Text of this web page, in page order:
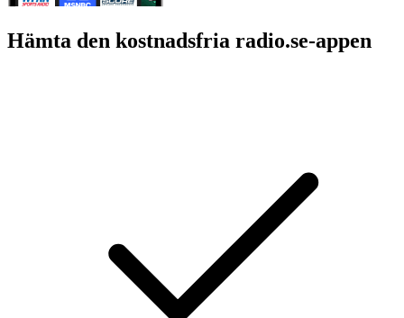
Hämta den kostnadsfria radio.se-appen